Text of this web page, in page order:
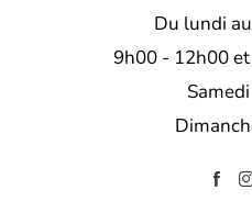
Du lundi
9h00 - 12h00